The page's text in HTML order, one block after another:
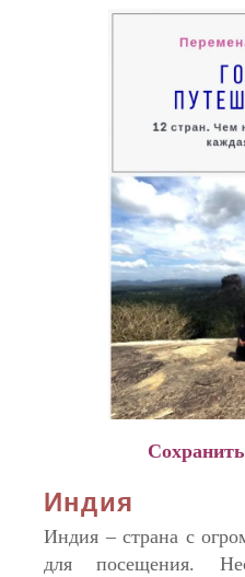
Индия
Индия – страна с
для посещения.